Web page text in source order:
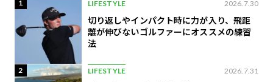
1 LIFESTYLE 2026.7.30
切り返しやインパクト時に力が入り、飛距
離が伸びないゴルファーにオススメの練習
法
2 LIFESTYLE 2026.7.31